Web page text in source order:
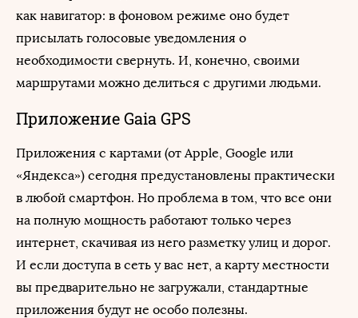
как навигатор: в фоновом режиме оно будет
присылать голосовые уведомления о
необходимости свернуть. И, конечно, своими
маршрутами можно делиться с другими людьми.
Приложение Gaia GPS
Приложения с картами (от Apple, Google или
«Яндекса») сегодня предустановлены практически
в любой смартфон. Но проблема в том, что все они
на полную мощность работают только через
интернет, скачивая из него разметку улиц и дорог.
И если доступа в сеть у вас нет, а карту местности
вы предварительно не загружали, стандартные
приложения будут не особо полезны.